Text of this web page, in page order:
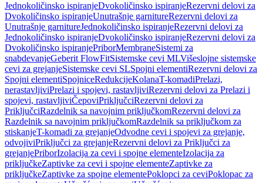
Jednokoličinsko ispiranjeDvokoličinsko ispiranjeRezervni delovi za
Dvokoličinsko ispiranjeUnutrašnje garnitureRezervni delovi za
Unutrašnje garnitureJednokoličinsko ispiranjeRezervni delovi za
Jednokoličinsko ispiranjeDvokoličinsko ispiranjeRezervni delovi za
Dvokoličinsko ispiranjePriborMembraneSistemi za
snabdevanjeGeberit FlowFitSistemske cevi MLVišeslojne sistemske
cevi za grejanjeSistemske cevi SLSpojni elementiRezervni delovi za
Spojni elementiSpojniceRedukcijeKolanaT-komadiPrelazi,
nerastavljiviPrelazi i spojevi, rastavljiviRezervni delovi za Prelazi i
spojevi, rastavljiviČepoviPriključciRezervni delovi za
PriključciRazdelnik sa navojnim priključkomRezervni delovi za
Razdelnik sa navojnim priključkomRazdelnik sa priključkom za
stiskanjeT-komadi za grejanjeOdvodne cevi i spojevi za grejanje,
odvojiviPriključci za grejanjeRezervni delovi za Priključci za
grejanjePriborIzolacija za cevi i spojne elementeIzolacija za
priključkeZaptivke za cevi i spojne elementeZaptivke za
priključkeZaptivke za spojne elementePoklopci za ceviPoklopac za